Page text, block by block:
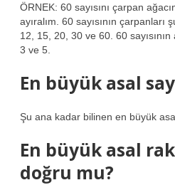
ÖRNEK: 60 sayısını çarpan
ayıralım. 60 sayısının çarpanları
12, 15, 20, 30 ve 60. 60 sayısının
3 ve 5.
En büyük asal
Şu ana kadar bilinen en büyük
En büyük asal
doğru mu?